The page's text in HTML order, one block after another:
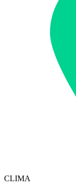
CLIMA